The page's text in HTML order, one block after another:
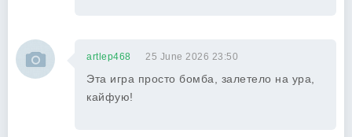
artlep468 25 June 2026 23:50
Эта игра просто бомба, залетело на ура,
кайфую!